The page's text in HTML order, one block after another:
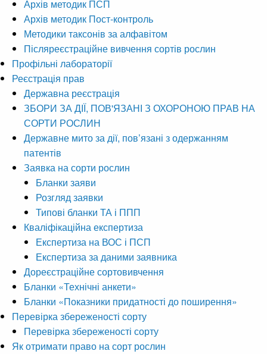
Архів методик ПСП
Архів методик Пост-контроль
Методики таксонів за алфавітом
Післяреєстраційне вивчення сортів рослин
Профільні лабораторії
Реєстрація прав
Державна реєстрація
ЗБОРИ ЗА ДІЇ, ПОВ'ЯЗАНІ З ОХОРОНОЮ ПРАВ НА
СОРТИ РОСЛИН
Державне мито за дії, пов’язані з одержанням
патентів
Заявка на сорти рослин
Бланки заяви
Розгляд заявки
Типові бланки ТА і ППП
Кваліфікаційна експертиза
Експертиза на ВОС і ПСП
Експертиза за даними заявника
Дореєстраційне сортовивчення
Бланки «Технічні анкети»
Бланки «Показники придатності до поширення»
Перевірка збереженості сорту
Перевірка збереженості сорту
Як отримати право на сорт рослин